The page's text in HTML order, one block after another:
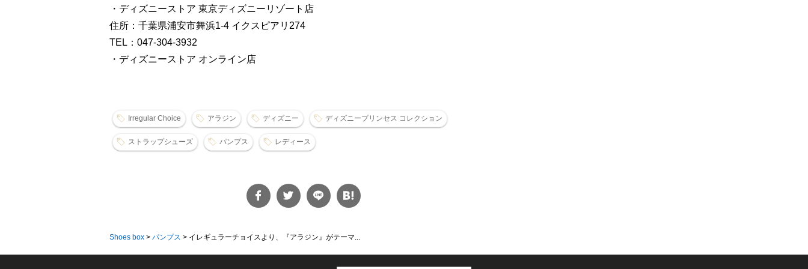
・ディズニーストア 東京ディズニーリゾート店
住所：千葉県浦安市舞浜1-4 イクスピアリ274
TEL：047-304-3932
・ディズニーストア オンライン店
Irregular Choice アラジン ディズニー ディズニープリンセス コレクション
ストラップシューズ パンプス レディース
Shoes box > パンプス > イレギュラーチョイスより、『アラジン』がテーマ...